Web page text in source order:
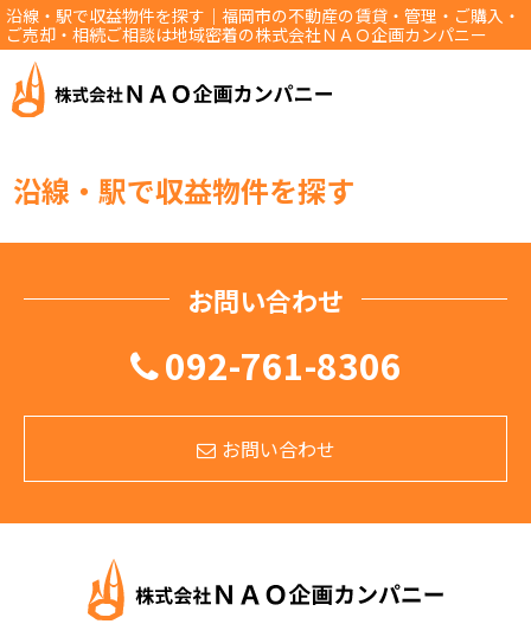
沿線・駅で収益物件を探す｜福岡市の不動産の賃貸・管理・ご購入・
ご売却・相続ご相談は地域密着の株式会社ＮＡＯ企画カンパニー
沿線・駅で収益物件を探す
お問い合わせ
092-761-8306
お問い合わせ